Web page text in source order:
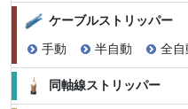
ケーブルストリッパー
手動 半自動 全自
同軸線ストリッパー